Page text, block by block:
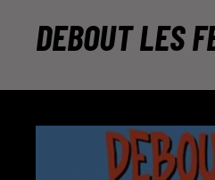
DEBOUT LES